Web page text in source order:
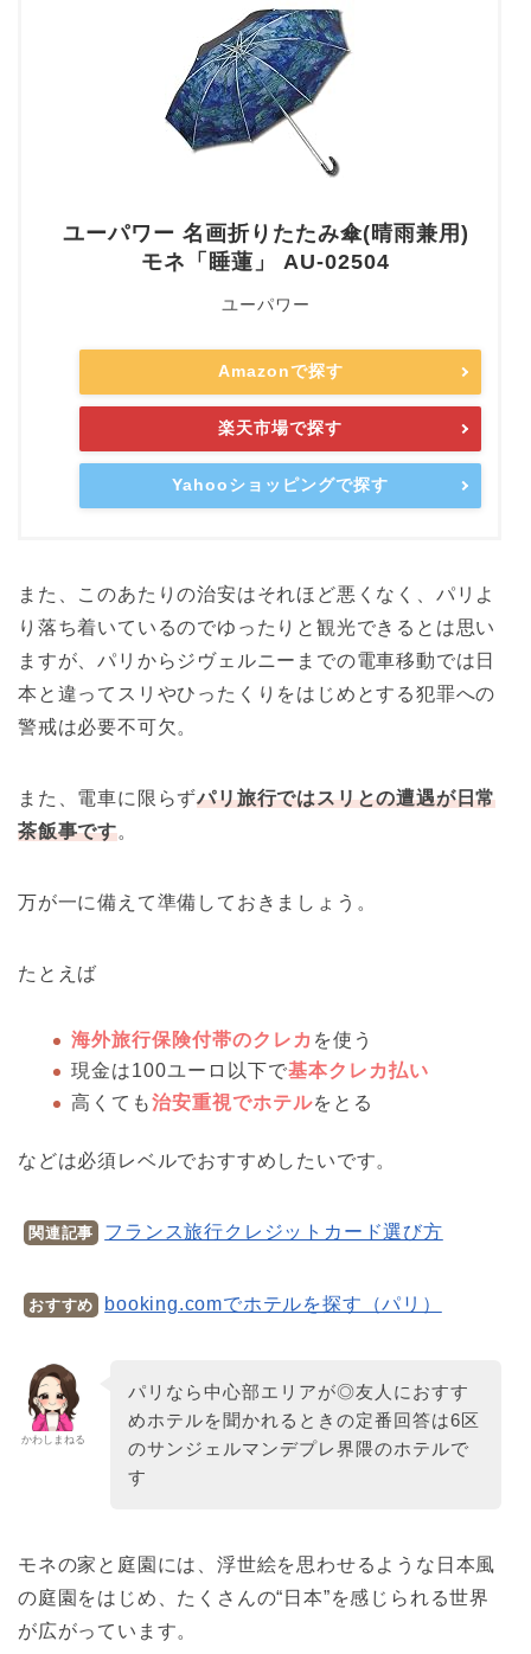
ユーパワー 名画折りたたみ傘(晴雨兼用)
モネ「睡蓮」 AU-02504
ユーパワー
Amazonで探す
楽天市場で探す
Yahooショッピングで探す
また、このあたりの治安はそれほど悪くなく、パリよ
り落ち着いているのでゆったりと観光できるとは思い
ますが、パリからジヴェルニーまでの電車移動では 日
本と違ってスリやひったくりをはじめとする犯罪への
警戒は必要不可欠。
また、電車に限らずパリ旅行ではスリとの遭遇が日常
茶飯事です。
万が一に備えて準備しておきましょう。
たとえば
海外旅行保険付帯のクレカ を使う
現金は100ユーロ以下で基本クレカ払い
高くても治安重視でホテルをとる
などは必須レベルでおすすめしたいです。
関連記事 フランス旅行クレジットカード選び方
おすすめ booking.comでホテルを探す（パリ）
かわしまねる
パリなら中心部エリアが◎友人におすす
めホテルを聞かれるときの定番回答は6区
のサンジェルマンデプレ界隈のホテルで
す
モネの家と庭園には、浮世絵を思わせるような日本風
の庭園をはじめ、たくさんの“日本”を感じられる世界
が広がっています。